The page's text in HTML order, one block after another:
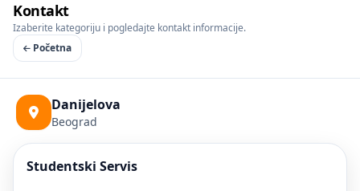
Kontakt
Izaberite kategoriju i pogledajte kontakt informacije.
Početna
Danijelova
Beograd
Studentski Servis